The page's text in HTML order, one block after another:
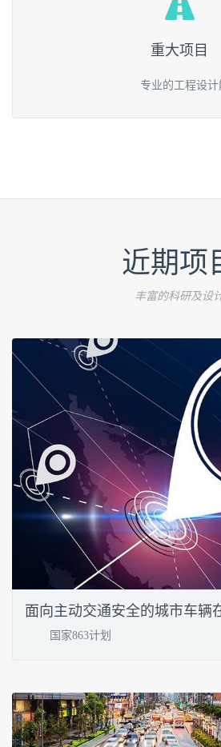
重大项目
专业的工程设计
近期项
丰富的科研及设
面向主动交通安全的城市车辆
国家863计划